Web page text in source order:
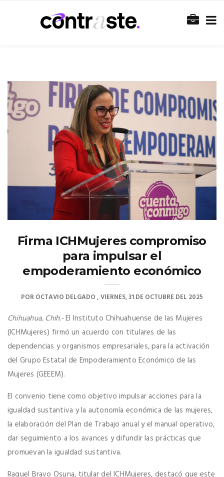
Firma ICHMujeres compromiso
para impulsar el
empoderamiento económico
POROCTAVIO DELGADO VIERNES, 31 DE OCTUBRE DEL 2025
Chihuahua, Chih.-El Instituto Chihuahuense de las Mujeres
(ICHMujeres) firmó un acuerdo con titulares de las
dependencias y organismos empresariales, para la activación
del Grupo Estatal de Empoderamiento Económico de las
Mujeres (GEEEM).
El convenio tiene como objetivo impulsar acciones para la
igualdad sustantiva y la autonomía económica de las mujeres,
la elaboración del Plan de Trabajo anual y el manual operativo,
dar seguimiento a los avances y difundir las prácticas que
promuevan la igualdad sustantiva.
Raquel Bravo Osuna, titular del ICHMujeres, destacó que este